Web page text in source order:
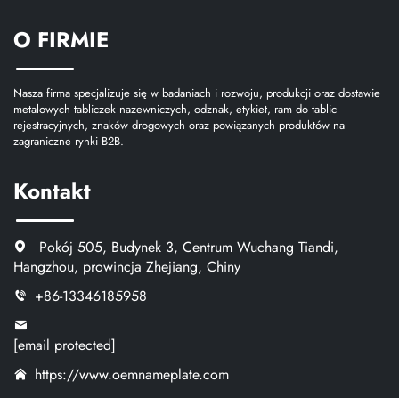
O FIRMIE
Nasza firma specjalizuje się w badaniach i rozwoju, produkcji oraz dostawie
metalowych tabliczek nazewniczych, odznak, etykiet, ram do tablic
rejestracyjnych, znaków drogowych oraz powiązanych produktów na
zagraniczne rynki B2B.
Kontakt
Pokój 505, Budynek 3, Centrum Wuchang Tiandi,
Hangzhou, prowincja Zhejiang, Chiny
+86-13346185958
[email protected]
https://www.oemnameplate.com